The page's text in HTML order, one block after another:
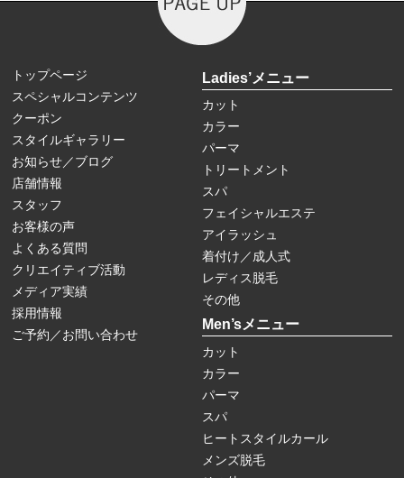
トップページ
スペシャルコンテンツ
クーポン
スタイルギャラリー
お知らせ／ブログ
店舗情報
スタッフ
お客様の声
よくある質問
クリエイティブ活動
メディア実績
採用情報
ご予約／お問い合わせ
Ladies’メニュー
カット
カラー
パーマ
トリートメント
スパ
フェイシャルエステ
アイラッシュ
着付け／成人式
レディス脱毛
その他
Men’sメニュー
カット
カラー
パーマ
スパ
ヒートスタイルカール
メンズ脱毛